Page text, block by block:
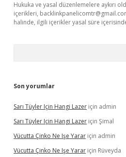
Hukuka ve yasal düzenlemelere aykırı
içerikleri,
halinde, ilgili içerikler yasal süre
Son yorumlar
Sarı Tüyler Için Hangi Lazer için admin
Sarı Tüyler Için Hangi Lazer için Şimal
Vücutta Çinko Ne Işe Yarar için admin
Vücutta Çinko Ne Işe Yarar için Rüveyda